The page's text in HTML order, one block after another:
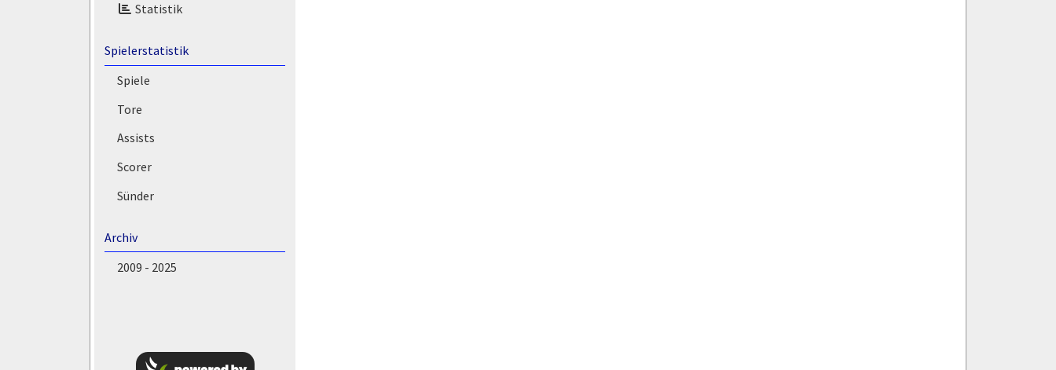
Statistik
Spielerstatistik
Spiele
Tore
Assists
Scorer
Sünder
Archiv
2009 - 2025